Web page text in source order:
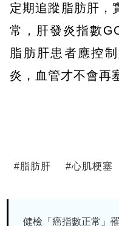
定期追蹤脂肪肝，
常，肝發炎指數
脂肪肝患者應控
炎，血管才不會再
# 脂肪肝 #心肌梗塞
健檢「癌指數正常」